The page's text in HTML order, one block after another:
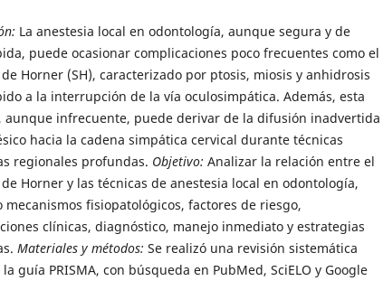
La anestesia local en odontología, aunque segura y de
puede ocasionar complicaciones poco frecuentes como el
Horner (SH), caracterizado por ptosis, miosis y anhidrosis
a la interrupción de la vía oculosimpática. Además, esta
aunque infrecuente, puede derivar de la difusión inadvertida
hacia la cadena simpática cervical durante técnicas
regionales profundas. Objetivo: Analizar la relación entre el
Horner y las técnicas de anestesia local en odontología,
mecanismos fisiopatológicos, factores de riesgo,
clínicas, diagnóstico, manejo inmediato y estrategias
Materiales y métodos: Se realizó una revisión sistemática
guía PRISMA, con búsqueda en PubMed, SciELO y Google